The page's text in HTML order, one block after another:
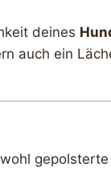
deines
auch ein